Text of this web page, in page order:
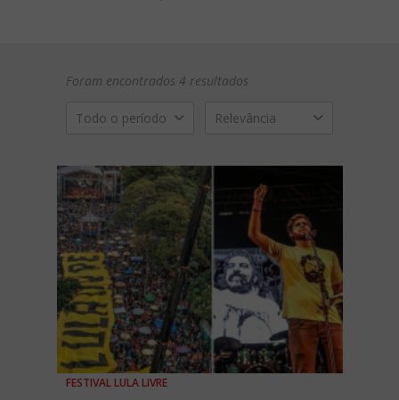
Foram encontrados 4 resultados
Todo o período Relevância
FESTIVAL LULA LIVRE